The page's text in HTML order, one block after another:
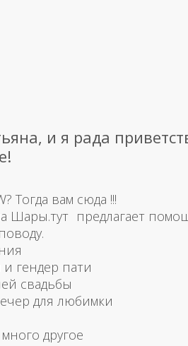
и я рада
Тогда вам сюда !!!
Шары.тут предлагает
гендер пати
свадьбы
для любимки
другое